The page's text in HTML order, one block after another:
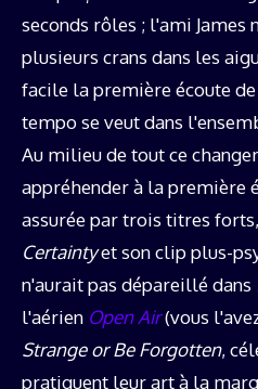
seconds rôles ; l'ami James
plusieurs crans dans les
facile la première écoute de
tempo se veut dans
Au milieu de tout ce
appréhender à la première
assurée par trois titres
Certaintyet son clip plus-
n'aurait pas dépareillé dans
l'aérien Open Air(vous
Strange or Be Forgotten,
pratiquent leur art à la